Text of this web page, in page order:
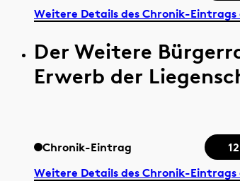
Weitere Details des Chronik-Eintrags
Der Weitere
Erwerb der
Chronik-Eintrag
Weitere Details des Chronik-Eintrags